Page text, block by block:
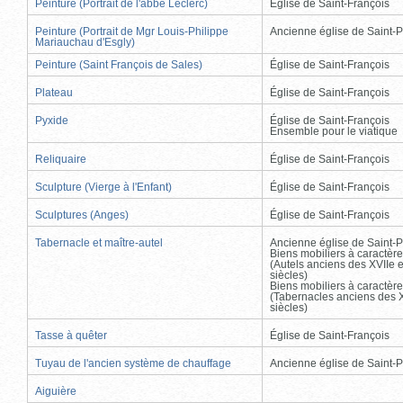
Peinture (Portrait de l'abbé Leclerc) Église de Saint-François
Peinture (Portrait de Mgr Louis-Philippe
Mariauchau d'Esgly)
Ancienne église de Saint-
Peinture (Saint François de Sales) Église de Saint-François
Plateau Église de Saint-François
Pyxide
Église de Saint-François
Ensemble pour le viatique
Reliquaire Église de Saint-François
Sculpture (Vierge à l'Enfant) Église de Saint-François
Sculptures (Anges) Église de Saint-François
Tabernacle et maître-autel
Ancienne église de Saint-
Biens mobiliers à
(Autels anciens des XVIIe
siècles)
Biens mobiliers à
(Tabernacles anciens des
siècles)
Tasse à quêter Église de Saint-François
Tuyau de l'ancien système de chauffage Ancienne église de Saint-
Aiguière